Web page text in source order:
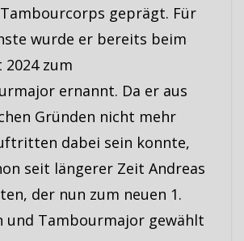
geprägt. Für
wurde er bereits beim
zum
ernannt. Da er aus
Gründen nicht mehr
dabei sein konnte,
seit längerer Zeit Andreas
der nun zum neuen 1.
und Tambourmajor gewählt